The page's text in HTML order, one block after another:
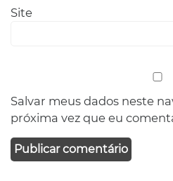
Site
Salvar meus dados neste
próxima vez que eu